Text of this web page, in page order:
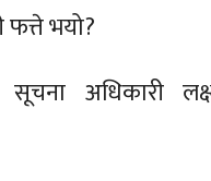
भयो?
सूचना अधिकारी